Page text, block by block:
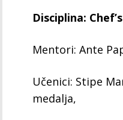
Disciplina:
Mentori: Ante
Učenici: Stipe
medalja,